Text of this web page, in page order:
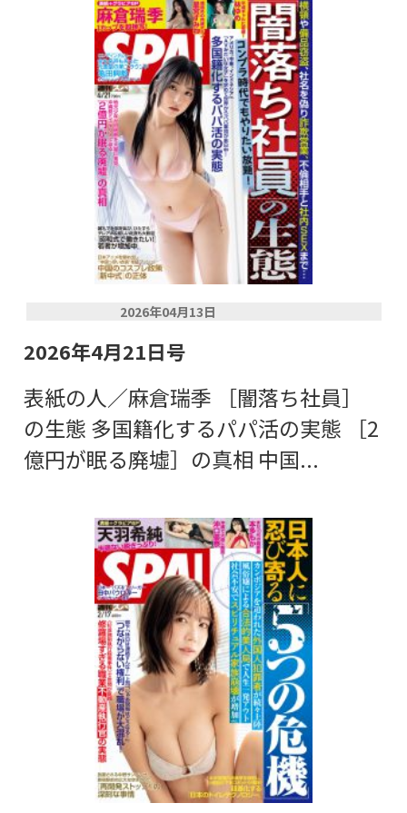
2026年04月13日
2026年4月21日号
表紙の人／麻倉瑞季 ［闇落ち社員］
の生態 多国籍化するパパ活の実態 ［2
億円が眠る廃墟］の真相 中国...